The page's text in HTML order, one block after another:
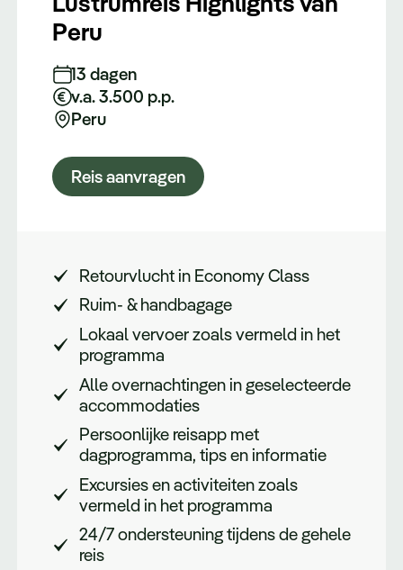
Peru
13 dagen
v.a. 3.500 p.p.
Peru
Reis aanvragen
Retourvlucht in Economy Class
Ruim- & handbagage
Lokaal vervoer zoals vermeld in het
programma
Alle overnachtingen in geselecteerde
accommodaties
Persoonlijke reisapp met
dagprogramma, tips en informatie
Excursies en activiteiten zoals
vermeld in het programma
24/7 ondersteuning tijdens de gehele
reis